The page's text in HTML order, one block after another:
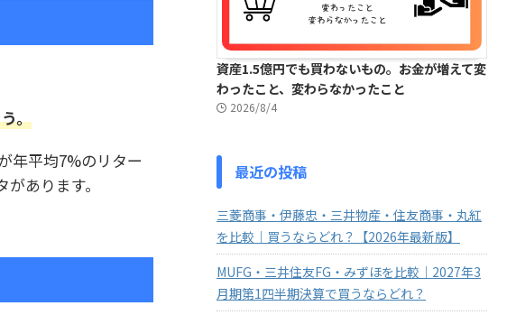
。
年平均7%のリター
あります。
資産1.5億円でも買わないもの。お金が増えて変
わったこと、変わらなかったこと
2026/8/4
最近の投稿
三菱商事・伊藤忠・三井物産・住友商事・丸紅
を比較｜買うならどれ？【2026年最新版】
MUFG・三井住友FG・みずほを比較｜2027年3
月期第1四半期決算で買うならどれ？